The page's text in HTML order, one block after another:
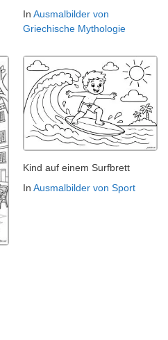
In Ausmalbilder von
Griechische Mythologie
Kind auf einem Surfbrett
In Ausmalbilder von Sport